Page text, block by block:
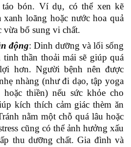
bón. Ví dụ, có thể xen kẽ
loãng hoặc nước hoa quả
vừa bổ sung vi chất.
động: Dinh dưỡng và lối sống
thần thoải mái sẽ giúp quá
hơn. Người bệnh nên được
nhàng (như đi dạo, tập yoga
thiền) nếu sức khỏe cho
kích thích cảm giác thèm ăn
nằm một chỗ quá lâu hoặc
cũng có thể ảnh hưởng xấu
thu dưỡng chất. Gia đình và